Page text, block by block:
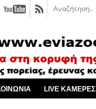
LIVE ΚΑΜΕΡΕΣ